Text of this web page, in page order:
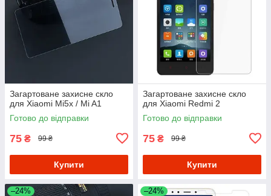
Загартоване захисне скло
для Xiaomi Mi5x / Mi A1
Готово до відправки
75 ₴ 99 ₴
Купити
Загартоване захисне скло
для Xiaomi Redmi 2
Готово до відправки
75 ₴ 99 ₴
Купити
–24% –24%